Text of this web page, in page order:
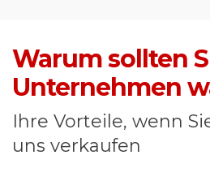
Warum sollten
Unternehmen
Ihre Vorteile, wenn
uns verkaufen